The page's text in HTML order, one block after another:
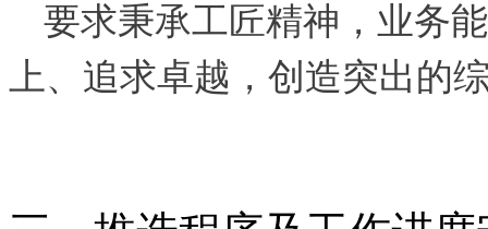
要求秉承工匠精神，业务
上、追求卓越，创造突出的